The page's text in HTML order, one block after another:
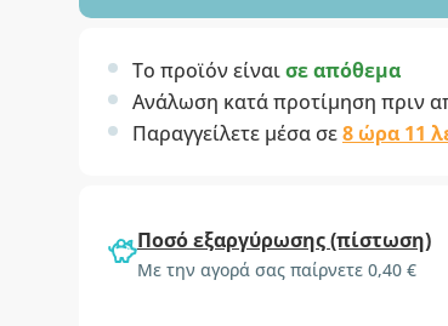
Το προϊόν είναισε απόθεμα
Ανάλωση κατά προτίμηση πριν
Παραγγείλετε μέσα σε8 ώρα 11
Ποσό εξαργύρωσης (πίστωση)
Με την αγορά σας παίρνετε 0,40 €